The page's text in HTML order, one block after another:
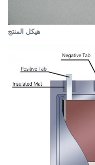
هيكل المنتج